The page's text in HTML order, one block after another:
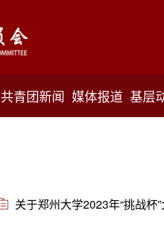
共青团新闻 媒体报道 基层
关于郑州大学2023年“挑战